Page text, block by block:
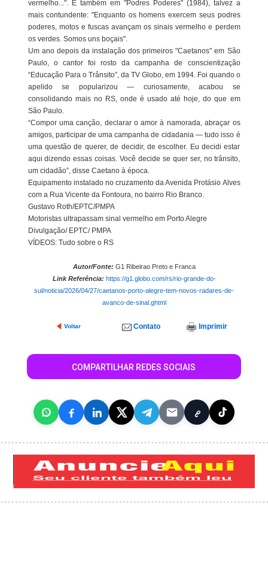
vermelho...". E também em "Podres Poderes" (1984), talvez a
mais contundente: "Enquanto os homens exercem seus podres
poderes, motos e fuscas avançam os sinais vermelho e perdem
os verdes. Somos uns boçais".
Um ano depois da instalação dos primeiros "Caetanos" em São
Paulo, o cantor foi rosto da campanha de conscientização
“Educação Para o Trânsito”, da TV Globo, em 1994. Foi quando o
apelido se popularizou — curiosamente, acabou se
consolidando mais no RS, onde é usado até hoje, do que em
São Paulo.
“Compor uma canção, declarar o amor à namorada, abraçar os
amigos, participar de uma campanha de cidadania — tudo isso é
uma questão de querer, de decidir, de escolher. Eu decidi estar
aqui dizendo essas coisas. Você decide se quer ser, no trânsito,
um cidadão”, disse Caetano à época.
Equipamento instalado no cruzamento da Avenida Protásio Alves
com a Rua Vicente da Fontoura, no bairro Rio Branco.
Gustavo Roth/EPTC/PMPA
Motoristas ultrapassam sinal vermelho em Porto Alegre
Divulgação/ EPTC/ PMPA
VÍDEOS: Tudo sobre o RS
Autor/Fonte: G1 Ribeirao Preto e Franca
Link Referência: https://g1.globo.com/rs/rio-grande-do-
sul/noticia/2026/04/27/caetanos-porto-alegre-tem-novos-radares-de-
avanco-de-sinal.ghtml
Voltar Contato Imprimir
COMPARTILHAR REDES SOCIAIS